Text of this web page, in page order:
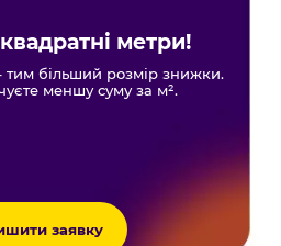
метри!
більший розмір знижки.
меншу суму за м².
заявку